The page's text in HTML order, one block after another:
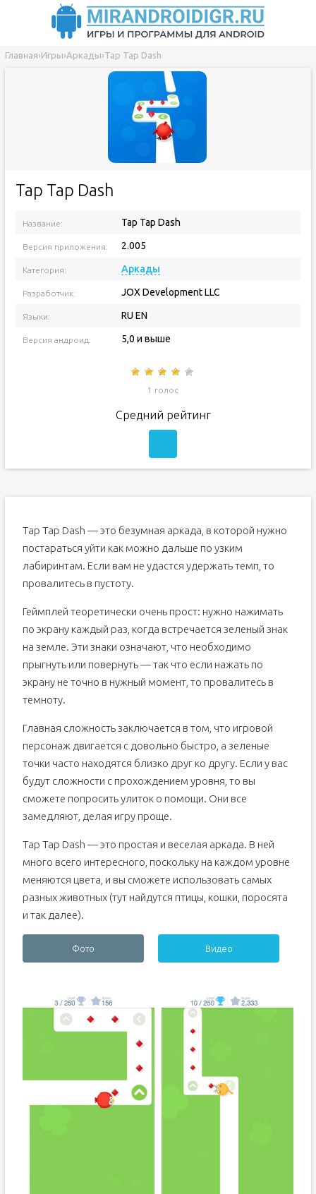
Главная›Игры›Аркады›Tap Tap Dash
Tap Tap Dash
Название: Tap Tap Dash
Версия приложения: 2.005
Категория: Аркады
Разработчик: JOX Development LLC
Языки: RU EN
Версия андроид: 5,0 и выше
1 голос
Средний рейтинг
Tap Tap Dash — это безумная аркада, в которой нужно
постараться уйти как можно дальше по узким
лабиринтам. Если вам не удастся удержать темп, то
провалитесь в пустоту.
Геймплей теоретически очень прост: нужно нажимать
по экрану каждый раз, когда встречается зеленый знак
на земле. Эти знаки означают, что необходимо
прыгнуть или повернуть — так что если нажать по
экрану не точно в нужный момент, то провалитесь в
темноту.
Главная сложность заключается в том, что игровой
персонаж двигается с довольно быстро, а зеленые
точки часто находятся близко друг ко другу. Если у вас
будут сложности с прохождением уровня, то вы
сможете попросить улиток о помощи. Они все
замедляют, делая игру проще.
Tap Tap Dash — это простая и веселая аркада. В ней
много всего интересного, поскольку на каждом уровне
меняются цвета, и вы сможете использовать самых
разных животных (тут найдутся птицы, кошки, поросята
и так далее).
Фото Видео